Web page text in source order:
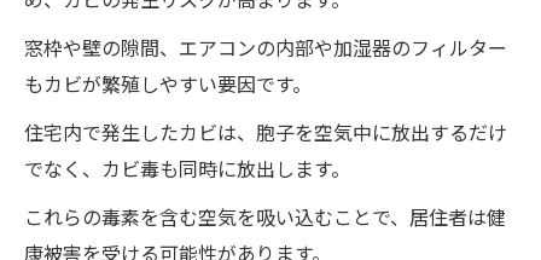
窓枠や壁の隙間、エアコンの内部や加湿器のフィルター
もカビが繁殖しやすい要因です。
住宅内で発生したカビは、胞子を空気中に放出するだけ
でなく、カビ毒も同時に放出します。
これらの毒素を含む空気を吸い込むことで、居住者は健